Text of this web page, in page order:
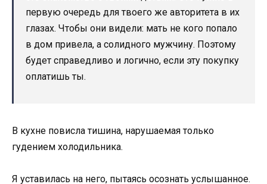
первую очередь для твоего же авторитета в их
глазах. Чтобы они видели: мать не кого попало
в дом привела, а солидного мужчину. Поэтому
будет справедливо и логично, если эту покупку
оплатишь ты.
В кухне повисла тишина, нарушаемая только
гудением холодильника.
Я уставилась на него, пытаясь осознать услышанное.